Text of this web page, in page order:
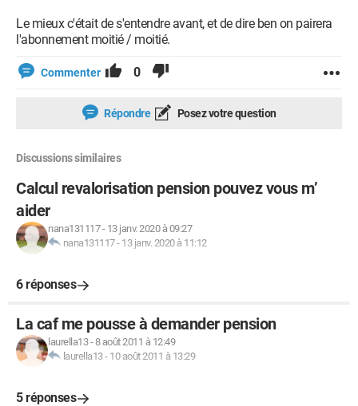
Le mieux c'était de s'entendre avant, et de dire ben on pairera
l'abonnement moitié / moitié.
Commenter 0
Répondre Posez votre question
Discussions similaires
Calcul revalorisation pension pouvez vous m’
aider
nana131117- 13 janv. 2020 à 09:27
nana131117- 13 janv. 2020 à 11:12
6 réponses
La caf me pousse à demander pension
laurella13-8 août 2011 à 12:49
laurella13- 10 août 2011 à 13:29
5 réponses